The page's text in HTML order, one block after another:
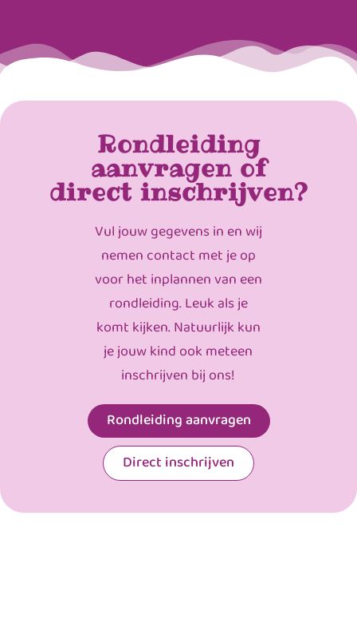
Rondleiding
aanvragen of
direct inschrijven?
Vul jouw gegevens in en wij
nemen contact met je op
voor het inplannen van een
rondleiding. Leuk als je
komt kijken. Natuurlijk kun
je jouw kind ook meteen
inschrijven bij ons!
Rondleiding aanvragen
Direct inschrijven